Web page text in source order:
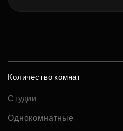
Количество комнат
Студии
Однокомнатные